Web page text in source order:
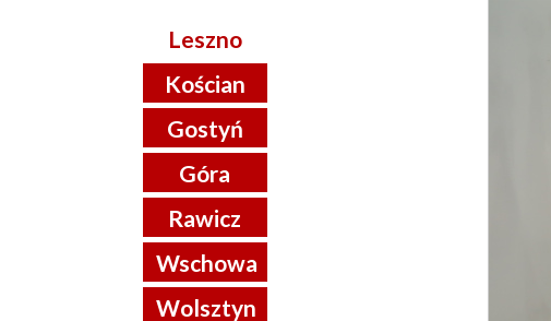
Leszno
Kościan
Gostyń
Góra
Rawicz
Wschowa
Wolsztyn